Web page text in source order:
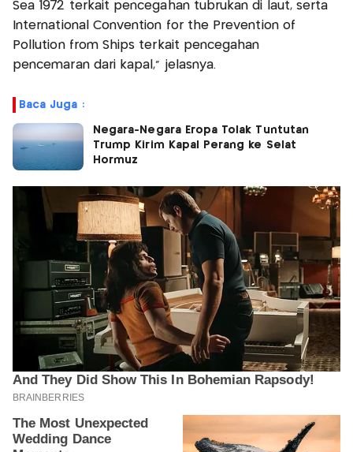
Sea 1972 terkait pencegahan tubrukan di laut, serta
International Convention for the Prevention of
Pollution from Ships terkait pencegahan
pencemaran dari kapal," jelasnya.
Baca Juga :
Negara-Negara Eropa Tolak Tuntutan
Trump Kirim Kapal Perang ke Selat
Hormuz